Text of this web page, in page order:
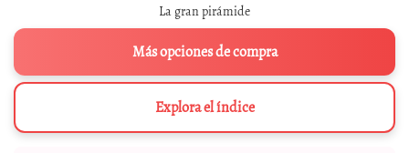
La gran pirámide
Más opciones de compra
Explora el índice